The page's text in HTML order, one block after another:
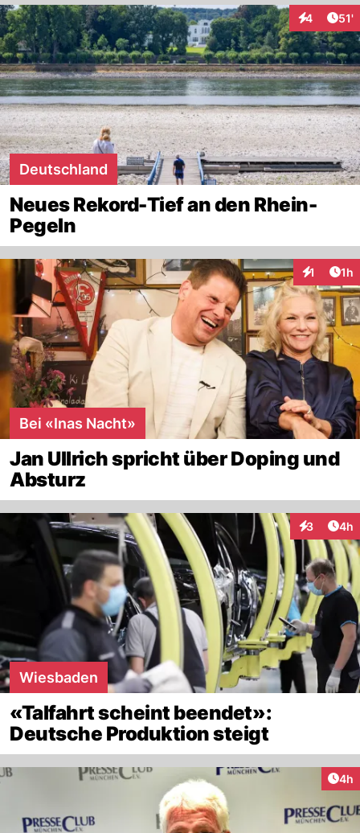
4 51'
Deutschland
Neues Rekord-Tief an den Rhein-
Pegeln
1 1h
Bei «Inas Nacht»
Jan Ullrich spricht über Doping und
Absturz
3 4h
Wiesbaden
«Talfahrt scheint beendet»:
Deutsche Produktion steigt
4h